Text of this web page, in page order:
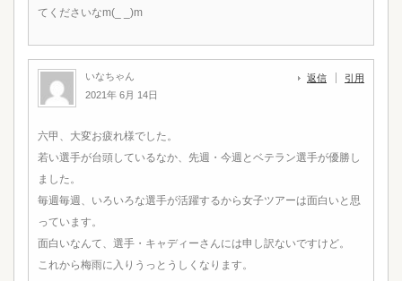
てくださいなm(_ _)m
いなちゃん
2021年 6月 14日
返信 引用
六甲、大変お疲れ様でした。
若い選手が台頭しているなか、先週・今週とベテラン選手が優勝し
ました。
毎週毎週、いろいろな選手が活躍するから女子ツアーは面白いと思
っています。
面白いなんて、選手・キャディーさんには申し訳ないですけど。
これから梅雨に入りうっとうしくなります。